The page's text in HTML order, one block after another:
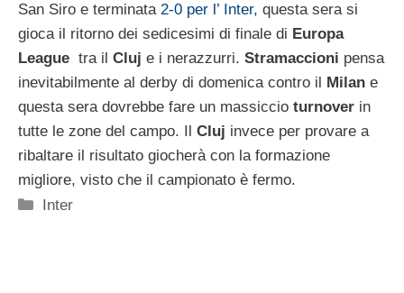
San Siro e terminata 2-0 per l’ Inter, questa sera si
gioca il ritorno dei sedicesimi di finale di Europa
League tra il Cluj e i nerazzurri. Stramaccioni pensa
inevitabilmente al derby di domenica contro il
Milan e
questa sera dovrebbe fare un massiccio turnover in
tutte le zone del campo. Il Cluj invece per provare a
ribaltare il risultato giocherà con la formazione
migliore, visto che il campionato è fermo.
Categorie
Inter